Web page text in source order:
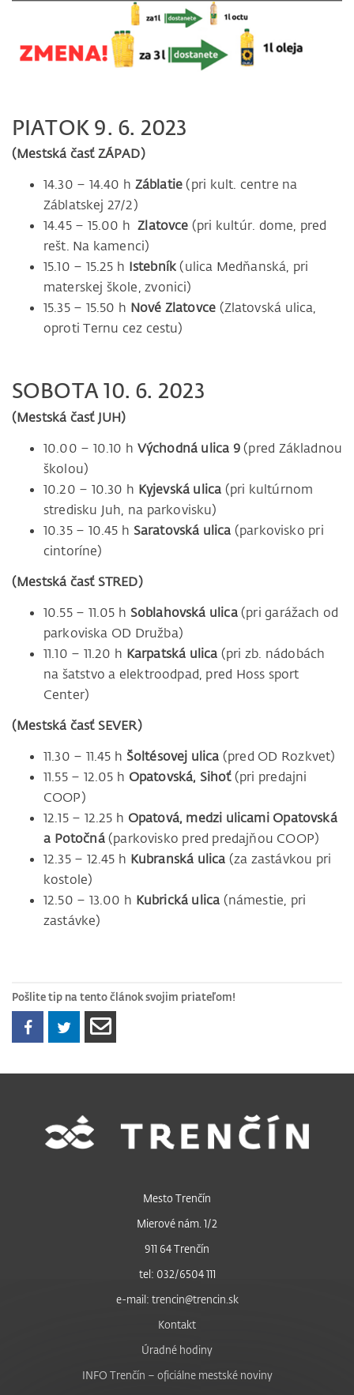
PIATOK 9. 6. 2023
(Mestská časť ZÁPAD)
14.30 – 14.40 h Záblatie (pri kult. centre na
Záblatskej 27/2)
14.45 – 15.00 hZlatovce (pri kultúr. dome, pred
rešt. Na kamenci)
15.10 – 15.25 h Istebník (ulica Medňanská, pri
materskej škole, zvonici)
15.35 – 15.50 h Nové Zlatovce (Zlatovská ulica,
oproti Ternu cez cestu)
SOBOTA 10. 6. 2023
(Mestská časť JUH)
10.00 – 10.10 h Východná ulica 9(pred Základnou
školou)
10.20 – 10.30 h Kyjevská ulica (pri kultúrnom
stredisku Juh, na parkovisku)
10.35 – 10.45 h Saratovská ulica (parkovisko pri
cintoríne)
(Mestská časť STRED)
10.55 – 11.05 h Soblahovská ulica(pri garážach od
parkoviska OD Družba)
11.10 – 11.20 h Karpatská ulica (pri zb. nádobách
na šatstvo a elektroodpad, pred Hoss sport
Center)
(Mestská časť SEVER)
11.30 – 11.45 h Šoltésovej ulica (pred OD Rozkvet)
11.55 – 12.05 h Opatovská, Sihoť(pri predajni
COOP)
12.15 – 12.25 h Opatová, medzi ulicami Opatovská
a Potočná(parkovisko pred predajňou COOP)
12.35 – 12.45 h Kubranská ulica (za zastávkou pri
kostole)
12.50 – 13.00 h Kubrická ulica (námestie, pri
zastávke)
Pošlite tip na tento článok svojim priateľom!
Mesto Trenčín
Mierové nám. 1/2
911 64 Trenčín
tel: 032/6504 111
e-mail: trencin@trencin.sk
Kontakt
Úradné hodiny
INFO Trenčín – oficiálne mestské noviny